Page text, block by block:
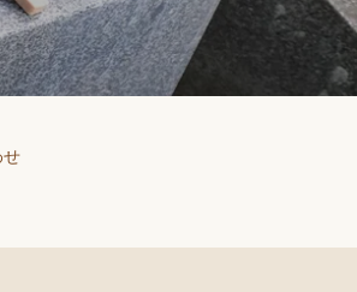
せ